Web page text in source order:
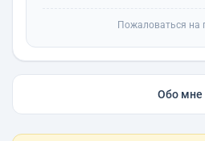
Пожаловаться на
Обо мне